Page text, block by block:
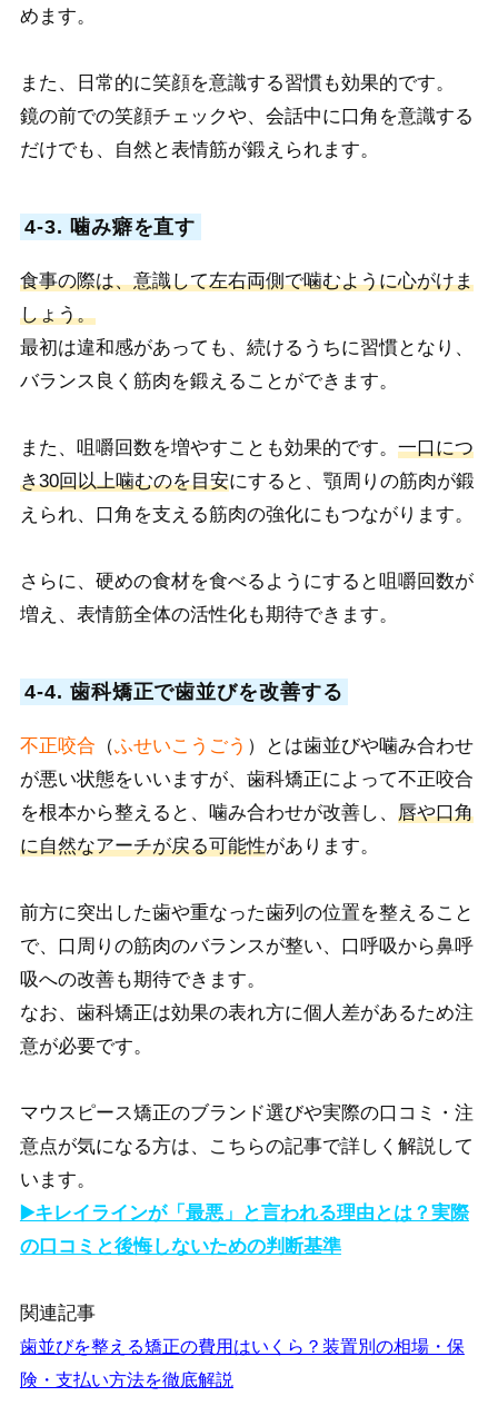
めます。
また 、日常的に笑顔を意識する習慣も効果的です。
鏡の前での笑顔チェックや、会話中に口角を意識する
だけでも、自然と表情筋が鍛えられます。
4-3. 噛み癖を直す
食事の際は、意識して左右両側で噛むように心がけま
しょう。
最初は違和感があっても、続けるうちに習慣とな り、
バランス良く筋肉を鍛えることができます。
また、咀嚼回数を増やすことも効果的です。 一口につ
き30回以上噛むのを目安にすると、顎周りの筋肉が鍛
えられ、口角を支える筋肉の強化にもつながります。
さらに、硬めの食材を食べるようにすると咀嚼回数が
増え、表情筋全体の活性化も期待できます。
4-4. 歯科矯正で歯並びを改善する
不正咬合 （ふせいこうごう ）と は歯並びや噛み合わせ
が悪い状態をいいますが、歯科矯正によって不正咬合
を根本から整えると、噛み合わせが改善し、 唇や口角
に自然なアーチが戻る可能性があります。
前方に突出した歯や重なった歯列の位置を整えること
で、口周りの筋肉のバランスが整い、口呼吸から鼻呼
吸への改善も期待できます。
なお、歯科矯正は効果の表れ方に個人差があるため注
意が必要です。
マウスピース矯正のブランド選びや実際の口コミ・注
意点が気になる方は、こちらの記事で詳しく解説して
います。
▶️キレイラインが「最悪」と言われる理由とは？実際
の口コミと後悔しないための判断基準
関連記事
歯並びを整える矯正の費用はいくら？装置別の相場・保
険・支払い方法を徹底解説